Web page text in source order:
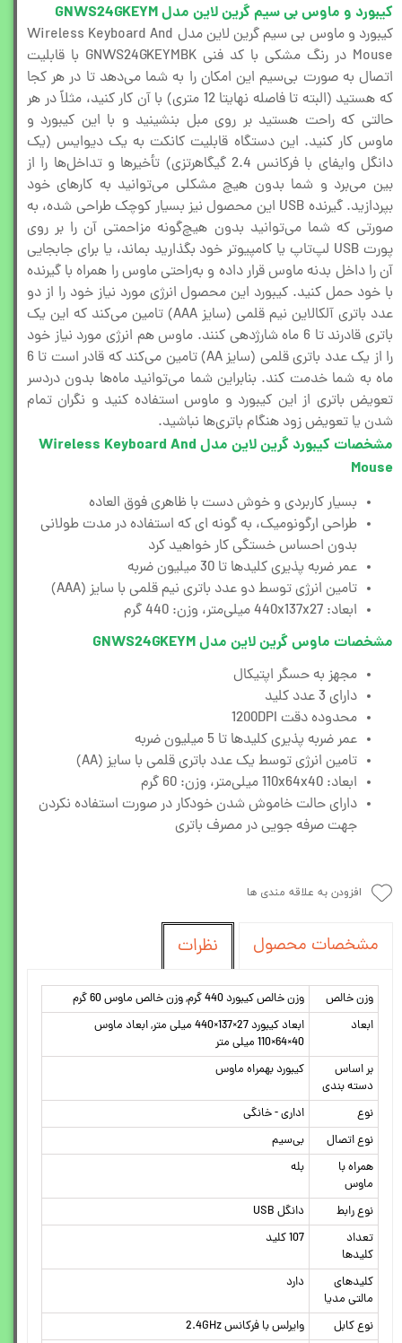
کیبورد و ماوس بی سیم گرین لاین مدل GNWS24GKEYM
کیبورد و ماوس بی سیم گرین لاین مدل Wireless Keyboard And
Mouse در رنگ مشکی با کد فنی GNWS24GKEYMBK با قابلیت
اتصال به صورت بی‌سیم این امکان را به شما می‌دهد تا در هر کجا
که هستید (البته تا فاصله نهایتا 12 متری) با آن کار کنید، مثلاً در هر
حالتی که راحت هستید بر روی مبل بنشینید و با این کیبورد و
ماوس کار کنید. این دستگاه قابلیت کانکت به یک دیوایس (یک
دانگل وایفای با فرکانس 2.4 گیگاهرتزی) تأخیرها و تداخل‌ها را از
بین می‌برد و شما بدون هیچ مشکلی می‌توانید به کارهای خود
بپردازید. گیرنده USB این محصول نیز بسیار کوچک طراحی شده، به
صورتی که شما می‌توانید بدون هیچ‌گونه مزاحمتی آن را بر روی
پورت USB لپ‌تاپ‌ یا کامپیوتر خود بگذارید بماند، یا برای جابجایی
آن را داخل بدنه ماوس قرار داده و به‌راحتی ماوس را همراه با گیرنده
با خود حمل کنید. کیبورد این محصول انرژی مورد نیاز خود را از دو
عدد باتری آلکالاین نیم قلمی (سایز AAA) تامین می‌کند که این یک
باتری قادرند تا 6 ماه شارژدهی کنند. ماوس هم انرژی مورد نیاز خود
را از یک عدد باتری قلمی (سایز AA) تامین می‌کند که قادر است تا 6
ماه به شما خدمت کند. بنابراین شما می‌توانید ماه‌ها بدون دردسر
تعویض باتری از این کیبورد و ماوس استفاده کنید و نگران تمام
شدن یا تعویض زود هنگام باتری‌ها نباشید.
مشخصات کیبورد گرین لاین مدل Wireless Keyboard And
Mouse
بسیار کاربردی و خوش دست با ظاهری فوق العاده
طراحی ارگونومیک، به گونه ای که استفاده در مدت طولانی
بدون احساس خستگی کار خواهید کرد
عمر ضربه پذیری کلیدها تا 30 میلیون ضربه
تامین انرژی توسط دو عدد باتری نیم قلمی با سایز (AAA)
ابعاد: 440x137x27 میلی‌متر، وزن: 440 گرم
مشخصات ماوس گرین لاین مدل GNWS24GKEYM
مجهز به حسگر اپتیکال
دارای 3 عدد کلید
محدوده دقت 1200DPI
عمر ضربه پذیری کلیدها تا 5 میلیون ضربه
تامین انرژی توسط یک عدد باتری قلمی با سایز (AA)
ابعاد: 110x64x40 میلی‌متر، وزن: 60 گرم
دارای حالت خاموش شدن خودکار در صورت استفاده نکردن
جهت صرفه جویی در مصرف باتری
افزودن به علاقه مندی ها
مشخصات محصول نظرات
وزن خالص
وزن خالص کیبورد 440 گرم, وزن خالص ماوس 60 گرم
ابعاد
ابعاد کیبورد 27×137×440 میلی متر, ابعاد ماوس
40×64×110 میلی متر
بر اساس
دسته بندی
کیبورد بهمراه ماوس
نوع
اداری - خانگی
نوع اتصال
بی‌سیم
همراه با
ماوس
بله
نوع رابط
دانگل USB
تعداد
کلیدها
107 کلید
کلیدهای
مالتی مدیا
دارد
نوع کابل وایرلس با فرکانس 2.4GHz